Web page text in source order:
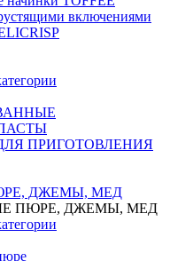
включениями
ПРИГОТОВЛЕНИЯ
ДЖЕМЫ, МЕД
ПЮРЕ, ДЖЕМЫ, МЕД